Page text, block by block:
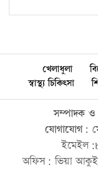
খেলাধুলা
স্বাস্থ্য চিকিৎসা
সম্পাদক
যোগাযোগ:
অফিস: ভিয়া